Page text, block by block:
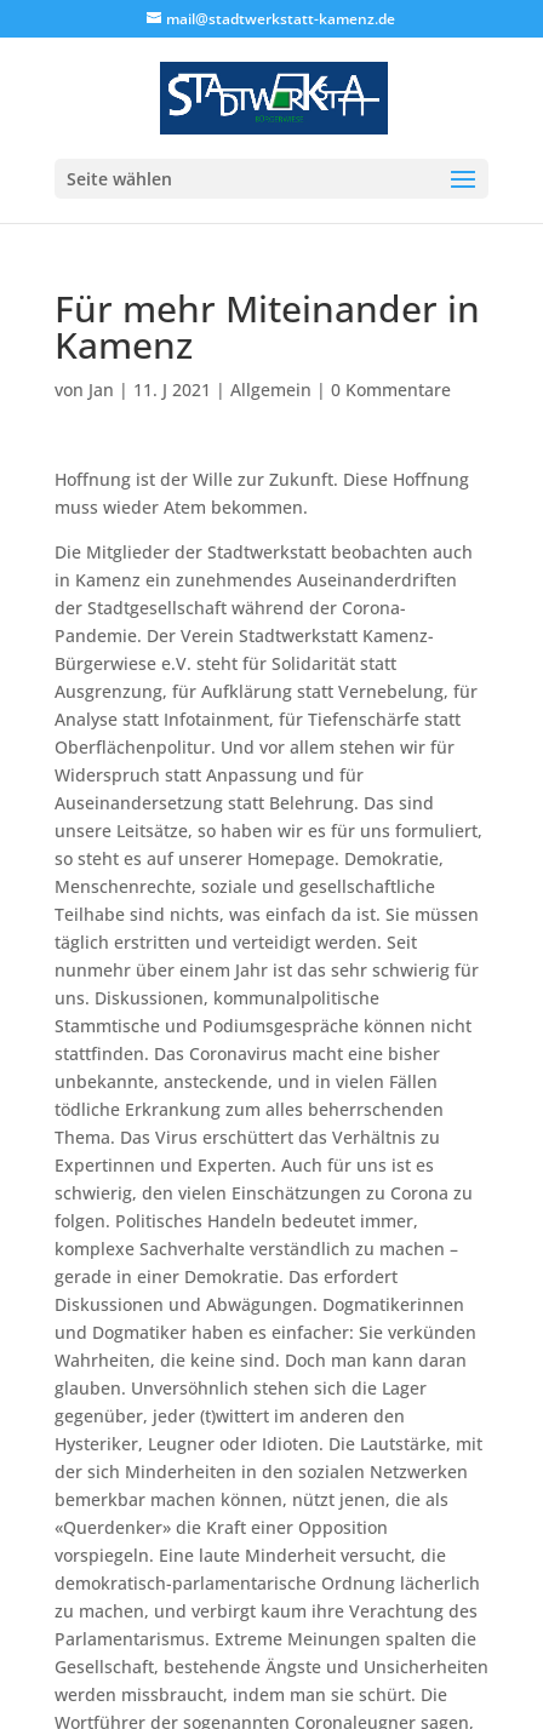
mail@stadtwerkstatt-kamenz.de
Seite wählen
Für mehr Miteinander in
Kamenz
von Jan | 11. J 2021 | Allgemein | 0 Kommentare
Hoffnung ist der Wille zur Zukunft. Diese Hoffnung
muss wieder Atem bekommen.
Die Mitglieder der Stadtwerkstatt beobachten auch
in Kamenz ein zunehmendes Auseinanderdriften
der Stadtgesellschaft während der Corona-
Pandemie. Der Verein Stadtwerkstatt Kamenz-
Bürgerwiese e.V. steht für Solidarität statt
Ausgrenzung, für Aufklärung statt Vernebelung, für
Analyse statt Infotainment, für Tiefenschärfe statt
Oberflächenpolitur. Und vor allem stehen wir für
Widerspruch statt Anpassung und für
Auseinandersetzung statt Belehrung. Das sind
unsere Leitsätze, so haben wir es für uns formuliert,
so steht es auf unserer Homepage. Demokratie,
Menschenrechte, soziale und gesellschaftliche
Teilhabe sind nichts, was einfach da ist. Sie müssen
täglich erstritten und verteidigt werden. Seit
nunmehr über einem Jahr ist das sehr schwierig für
uns. Diskussionen, kommunalpolitische
Stammtische und Podiumsgespräche können nicht
stattfinden. Das Coronavirus macht eine bisher
unbekannte, ansteckende, und in vielen Fällen
tödliche Erkrankung zum alles beherrschenden
Thema. Das Virus erschüttert das Verhältnis zu
Expertinnen und Experten. Auch für uns ist es
schwierig, den vielen Einschätzungen zu Corona zu
folgen. Politisches Handeln bedeutet immer,
komplexe Sachverhalte verständlich zu machen –
gerade in einer Demokratie. Das erfordert
Diskussionen und Abwägungen. Dogmatikerinnen
und Dogmatiker haben es einfacher: Sie verkünden
Wahrheiten, die keine sind. Doch man kann daran
glauben. Unversöhnlich stehen sich die Lager
gegenüber, jeder (t)wittert im anderen den
Hysteriker, Leugner oder Idioten. Die Lautstärke, mit
der sich Minderheiten in den sozialen Netzwerken
bemerkbar machen können, nützt jenen, die als
«Querdenker» die Kraft einer Opposition
vorspiegeln. Eine laute Minderheit versucht, die
demokratisch-parlamentarische Ordnung lächerlich
zu machen, und verbirgt kaum ihre Verachtung des
Parlamentarismus. Extreme Meinungen spalten die
Gesellschaft, bestehende Ängste und Unsicherheiten
werden missbraucht, indem man sie schürt. Die
Wortführer der sogenannten Coronaleugner sagen,